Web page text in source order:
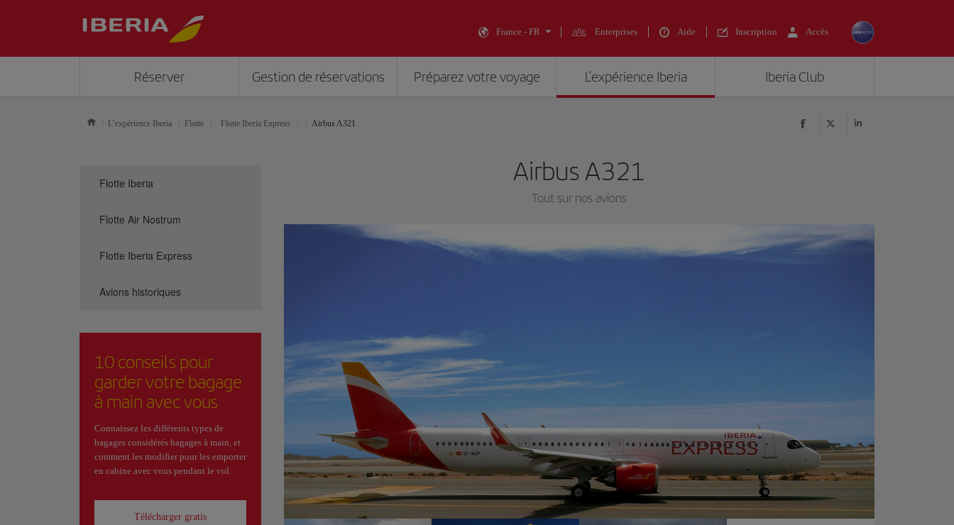
France - FR Enterprises Aide Inscription Accès
Réserver Gestion de réservations Préparez votre voyage L’expérience Iberia Iberia Club
L’expérience Iberia Flotte Flotte Iberia Express Airbus A321
Airbus A321
Tout sur nos avions
Flotte Iberia
Flotte Air Nostrum
Flotte Iberia Express
Avions historiques
10 conseils pour
garder votre bagage
à main avec vous
Connaissez les différents types de
bagages considérés bagages à main, et
comment les modifier pour les emporter
en cabine avec vous pendant le vol.
Télécharger gratis